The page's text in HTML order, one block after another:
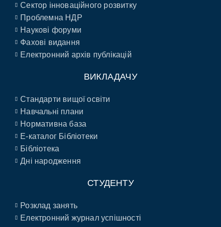
Сектор інноваційного розвитку
Проблемна НДР
Наукові форуми
Фахові видання
Електронний архів публікацій
ВИКЛАДАЧУ
Стандарти вищої освіти
Навчальні плани
Нормативна база
E-каталог Бібліотеки
Бібліотека
Дні народження
СТУДЕНТУ
Розклад занять
Електронний журнал успішності